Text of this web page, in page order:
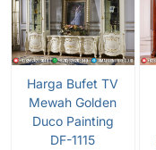
Harga Bufet TV
Mewah Golden
Duco Painting
DF-1115